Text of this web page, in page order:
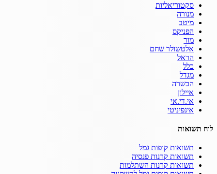
סקטוריאליות
מנורה
מיטב
הפניקס
מור
אלטשולר שחם
הראל
כלל
מגדל
הכשרה
איילון
אי.די.אי
אינפיניטי
לוח תשואות
תשואות קופות גמל
תשואות קרנות פנסיה
תשואות קרנות השתלמות